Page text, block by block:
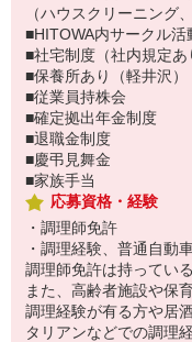
（ハウスクリーニング
■HITOWA内サークル活
■社宅制度（社内規定あ
■保養所あり（軽井沢）
■従業員持株会
■確定拠出年金制度
■退職金制度
■慶弔見舞金
■家族手当
応募資格・経験
・調理師免許
・調理経験、普通自動
調理師免許は持ってい
また、高齢者施設や保
調理経験が有る方や居
タリアンなどでの調理